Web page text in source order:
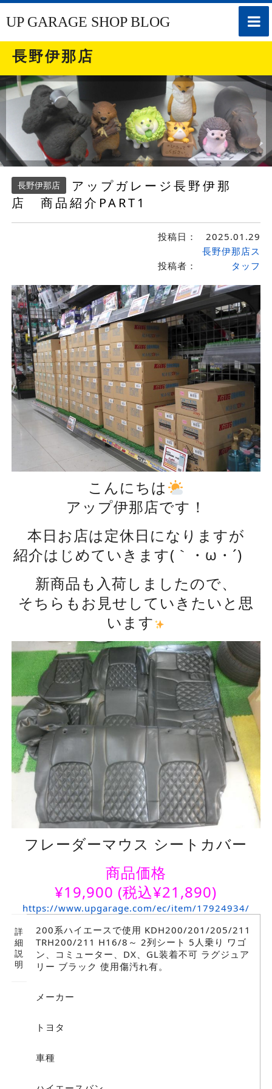
toggle
UP GARAGE SHOP BLOG
長野伊那店
長野伊那店
アップガレージ長野伊那
店 商品紹介PART1
投稿日： 2025.01.29
投稿者：
長野伊那店ス
タッフ
こんにちは
アップ伊那店です！
本日お店は定休日になりますが
紹介はじめていきます(｀・ω・´)ゞ
新商品も入荷しましたので、
そちらもお見せしていきたいと思
います
フレーダーマウス シートカバー
商品価格
¥19,900 (税込¥21,890)
https://www.upgarage.com/ec/item/17924934/
詳
細
説
明
200系ハイエースで使用 KDH200/201/205/211
TRH200/211 H16/8～ 2列シート 5人乗り ワゴ
ン、コミューター、DX、GL装着不可 ラグジュア
リー ブラック 使用傷汚れ有。
メーカー
トヨタ
車種